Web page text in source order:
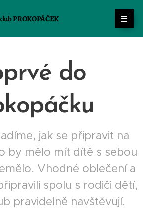
PROKOPÁČEK
do
jak se připravit na
by mělo mít dítě s sebou
Vhodné oblečení a
spolu s rodiči dětí,
pravidelně navštěvují.